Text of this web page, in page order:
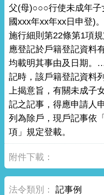
父(母)○○○行使未成年
國xxx年xx年xx日申登)
施行細則第22條第1項
應登記於戶籍登記資料
均載明其事由及日期
記時，該戶籍登記資料
上揭意旨，有關未成子
記之記事，得應申請人
列為除戶，現戶記事依
項」規定登載。
記事例